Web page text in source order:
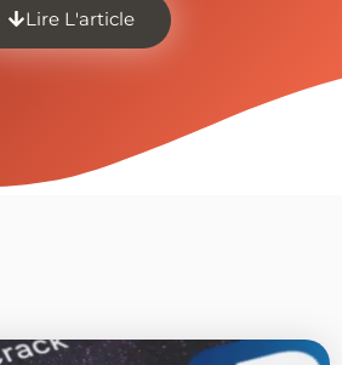
Lire L'article